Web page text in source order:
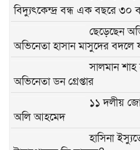
বিদ্যুৎকেন্দ্র বন্ধ এক বছরে ৩০
ছেড়েছেন
অভিনেতা হাসান মাসুদের বদলে
সালমান শাহ
অভিনেতা ডন গ্রেপ্তার
১১ দলীয়
অলি আহমেদ
হাসিনা